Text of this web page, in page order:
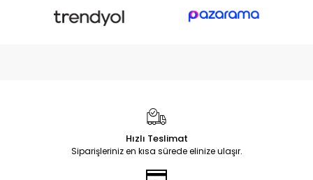
Hızlı Teslimat
Siparişleriniz en kısa sürede elinize ulaşır.